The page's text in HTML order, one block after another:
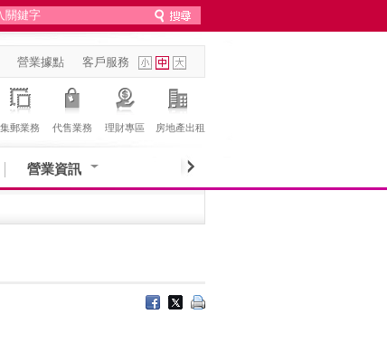
營業據點 客戶服務
集郵業務 代售業務 理財專區 房地產出租
營業資訊